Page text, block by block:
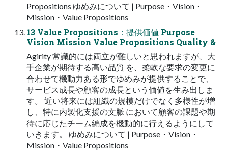
Propositions ゆめみについて | Purpose・Vision・
Mission・Value Propositions
13 Value Propositions：提供価値 Purpose
Vision Mission Value Propositions Quality &
Agirity 常識的には両立が難しいと思われますが、大
手企業が期待する高い品質 を、柔軟な要求の変更に
合わせて機動力ある形でゆめみが提供することで、
サービス成長や顧客の成長という価値を生み出しま
す。 近い将来には組織の規模だけでなく多様性が増
し、特に内製化支援の文脈 において顧客の課題や期
待に応じたチーム編成を機動的に行えるようにして
いきます。 ゆめみについて | Purpose・Vision・
Mission・Value Propositions